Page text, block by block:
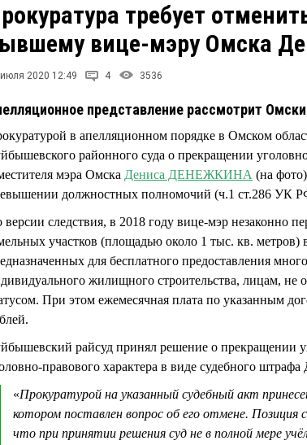
требует
вице-мэру Омска
2020 12:49 4 3536
представление рассмотрит
в апелляционном порядке в Омском
районного суда о прекращении
мэра Омска Дениса ДЕНЕЖКИНА (на
должностных полномочий (ч.1 ст.286 УК
версии следствия, в 2018 году вице-мэр незаконно
участков (площадью около 1 тыс. кв.
для бесплатного предоставления
жилищного строительства, лицам,
При этом ежемесячная плата по указанным
райсуд принял решение о прекращении
правового характера в виде судебного
«Прокуратурой на указанный судебный акт
котором поставлен вопрос об его отмене. Позиция
что при принятии решения суд не в полной мере